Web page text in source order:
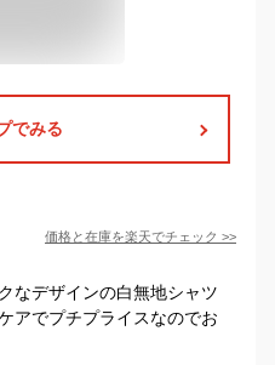
でみる
価格と在庫を楽天でチェック >>
なデザインの白無地シャツ
アでプチプライスなのでお